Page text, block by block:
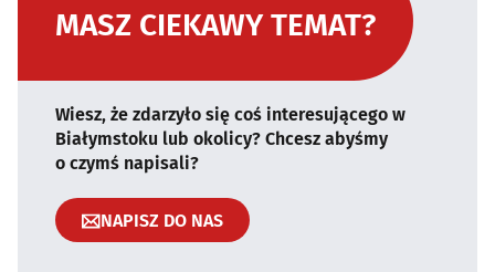
MASZ CIEKAWY TEMAT?
Wiesz, że zdarzyło się coś interesującego w
Białymstoku lub okolicy? Chcesz abyśmy
o czymś napisali?
NAPISZ DO NAS